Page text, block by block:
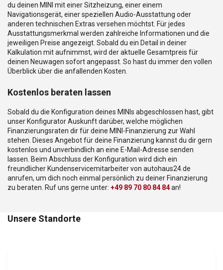
du deinen MINI mit einer Sitzheizung, einer einem
Navigationsgerät, einer speziellen Audio-Ausstattung oder
anderen technischen Extras versehen möchtst. Für jedes
Ausstattungsmerkmal werden zahlreiche Informationen und die
jeweiligen Preise angezeigt. Sobald du ein Detail in deiner
Kalkulation mit aufnimmst, wird der aktuelle Gesamtpreis für
deinen Neuwagen sofort angepasst. So hast du immer den vollen
Überblick über die anfallenden Kosten.
Kostenlos beraten lassen
Sobald du die Konfiguration deines MINIs abgeschlossen hast, gibt
unser Konfigurator Auskunft darüber, welche möglichen
Finanzierungsraten dir für deine MINI-Finanzierung zur Wahl
stehen. Dieses Angebot für deine Finanzierung kannst du dir gern
kostenlos und unverbindlich an eine E-Mail-Adresse senden
lassen. Beim Abschluss der Konfiguration wird dich ein
freundlicher Kundenservicemitarbeiter von autohaus24.de
anrufen, um dich noch einmal persönlich zu deiner Finanzierung
zu beraten. Ruf uns gerne unter: +49 89 70 80 84 84an!
Unsere Standorte